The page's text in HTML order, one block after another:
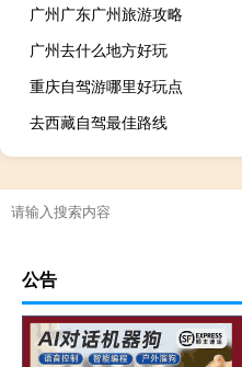
广州广东广州旅游攻略
广州去什么地方好玩
重庆自驾游哪里好玩点
去西藏自驾最佳路线
公告